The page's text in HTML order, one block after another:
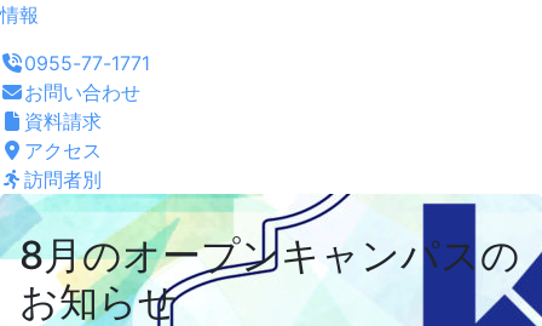
情報
0955-77-1771
お問い合わせ
資料請求
アクセス
訪問者別
8月のオープンキャンパスの
お知らせ